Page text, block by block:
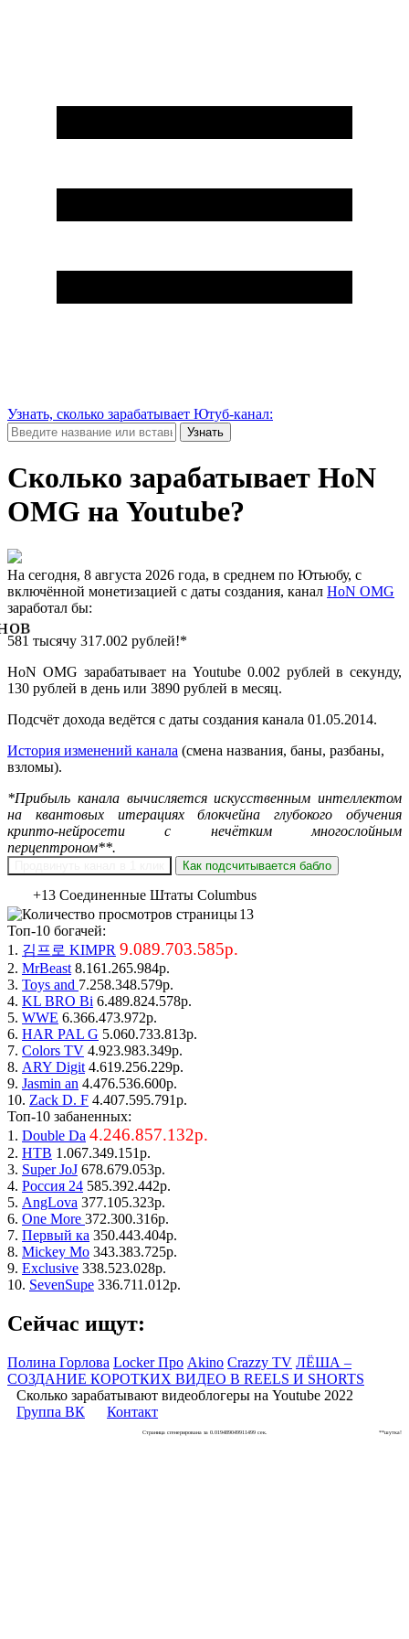
Узнать, сколько зарабатывает Ютуб-канал:
Узнать
Сколько зарабатывает HoN
OMG на Youtube?
На сегодня, 8 августа 2026 года, в среднем по Ютьюбу, с
включённой монетизацией с даты создания, канал HoN OMG
заработал бы:
581 тысячу 317.002 рублей!*
HoN OMG зарабатывает на Youtube 0.002 рублей в секунду,
130 рублей в день или 3890 рублей в месяц.
Подсчёт дохода ведётся с даты создания канала 01.05.2014.
История изменений канала (смена названия, баны, разбаны,
взломы).
*Прибыль канала вычисляется искусственным интеллектом
на квантовых итерациях блокчейна глубокого обучения
крипто-нейросети с нечётким многослойным
перцептроном**.
Как подсчитывается бабло
+13 Соединенные Штаты Columbus
13
Топ-10 богачей:
1. 김프로 KIMPR 9.089.703.585р.
2. MrBeast 8.161.265.984р.
3. Toys and 7.258.348.579р.
4. KL BRO Bi 6.489.824.578р.
5. WWE 6.366.473.972р.
6. HAR PAL G 5.060.733.813р.
7. Colors TV 4.923.983.349р.
8. ARY Digit 4.619.256.229р.
9. Jasmin an 4.476.536.600р.
10. Zack D. F 4.407.595.791р.
Топ-10 забаненных:
1. Double Da 4.246.857.132р.
2. НТВ 1.067.349.151р.
3. Super JoJ 678.679.053р.
4. Россия 24 585.392.442р.
5. AngLova 377.105.323р.
6. One More 372.300.316р.
7. Первый ка 350.443.404р.
8. Mickey Mo 343.383.725р.
9. Exclusive 338.523.028р.
10. SevenSupe 336.711.012р.
Сейчас ищут:
Полина Горлова Locker Про Akino Crazzy TV ЛЁША –
СОЗДАНИЕ КОРОТКИХ ВИДЕО В REELS И SHORTS
Сколько зарабатывают видеоблогеры на Youtube 2022
Группа ВК
Контакт
Страница сгенерирована за 0.019489049911499 сек. **шутка!